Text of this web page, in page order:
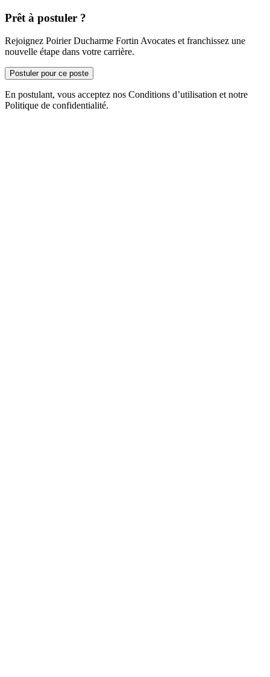
Prêt à postuler ?
Rejoignez Poirier Ducharme Fortin Avocates et franchissez une
nouvelle étape dans votre carrière.
Postuler pour ce poste
En postulant, vous acceptez nos Conditions d’utilisation et notre
Politique de confidentialité.